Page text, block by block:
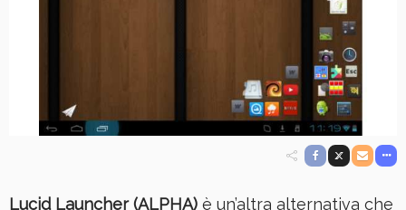
Lucid Launcher (ALPHA) è un’altra alternativa che